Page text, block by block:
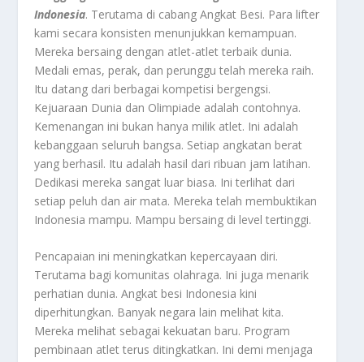
Indonesia. Terutama di cabang Angkat Besi. Para lifter
kami secara konsisten menunjukkan kemampuan.
Mereka bersaing dengan atlet-atlet terbaik dunia.
Medali emas, perak, dan perunggu telah mereka raih.
Itu datang dari berbagai kompetisi bergengsi.
Kejuaraan Dunia dan Olimpiade adalah contohnya.
Kemenangan ini bukan hanya milik atlet. Ini adalah
kebanggaan seluruh bangsa. Setiap angkatan berat
yang berhasil. Itu adalah hasil dari ribuan jam latihan.
Dedikasi mereka sangat luar biasa. Ini terlihat dari
setiap peluh dan air mata. Mereka telah membuktikan
Indonesia mampu. Mampu bersaing di level tertinggi.
Pencapaian ini meningkatkan kepercayaan diri.
Terutama bagi komunitas olahraga. Ini juga menarik
perhatian dunia. Angkat besi Indonesia kini
diperhitungkan. Banyak negara lain melihat kita.
Mereka melihat sebagai kekuatan baru. Program
pembinaan atlet terus ditingkatkan. Ini demi menjaga